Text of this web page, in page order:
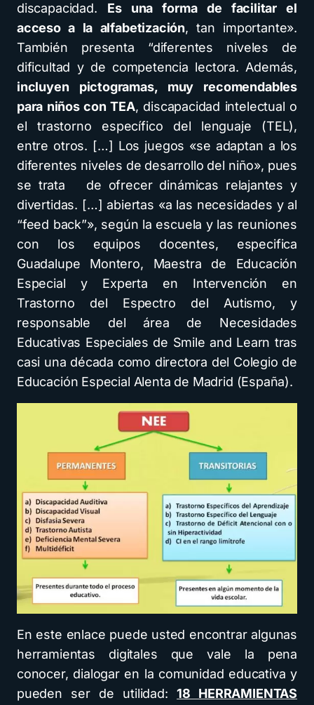
discapacidad. Es una forma de facilitar el
acceso a la alfabetización, tan importante».
También presenta “diferentes niveles de
dificultad y de competencia lectora. Además,
incluyen pictogramas, muy recomendables
para niños con TEA, discapacidad intelectual o
el trastorno específico del lenguaje (TEL),
entre otros. […] Los juegos «se adaptan a los
diferentes niveles de desarrollo del niño», pues
se trata de ofrecer dinámicas relajantes y
divertidas. […] abiertas «a las necesidades y al
“feed back”», según la escuela y las reuniones
con los equipos docentes, especifica
Guadalupe Montero, Maestra de Educación
Especial y Experta en Intervención en
Trastorno del Espectro del Autismo, y
responsable del área de Necesidades
Educativas Especiales de Smile and Learn tras
casi una década como directora del Colegio de
Educación Especial Alenta de Madrid (España).
En este enlace puede usted encontrar algunas
herramientas digitales que vale la pena
conocer, dialogar en la comunidad educativa y
pueden ser de utilidad:18 HERRAMIENTAS